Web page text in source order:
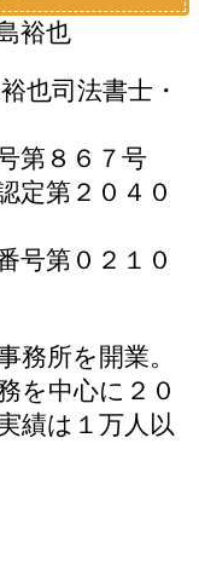
也司法書士・
第８６７号
定第２０４０
号第０２１０
務所を開業。
を中心に２０
績は１万人以